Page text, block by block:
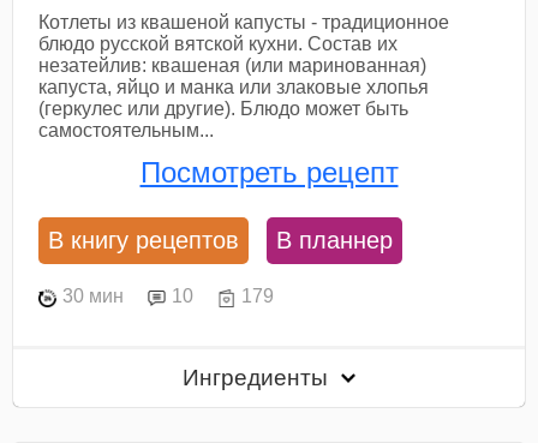
Котлеты из квашеной капусты - традиционное
блюдо русской вятской кухни. Состав их
незатейлив: квашеная (или маринованная)
капуста, яйцо и манка или злаковые хлопья
(геркулес или другие). Блюдо может быть
самостоятельным...
Посмотреть рецепт
В книгу рецептов В планнер
30 мин 10 179
Ингредиенты